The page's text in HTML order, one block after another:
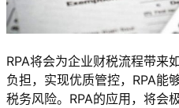
RPA将会为企业财税流程带来
负担，实现优质管控，RPA能
税务风险。RPA的应用，将会